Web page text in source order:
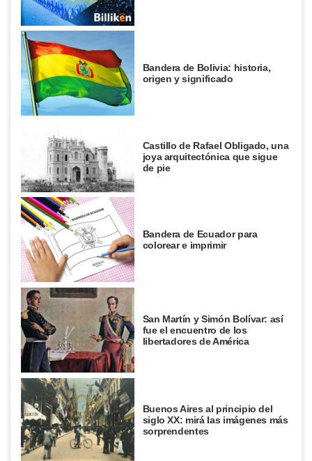
Bandera de Bolivia: historia,
origen y significado
Castillo de Rafael Obligado, una
joya arquitectónica que sigue
de pie
Bandera de Ecuador para
colorear e imprimir
San Martín y Simón Bolívar: así
fue el encuentro de los
libertadores de América
Buenos Aires al principio del
siglo XX: mirá las imágenes más
sorprendentes